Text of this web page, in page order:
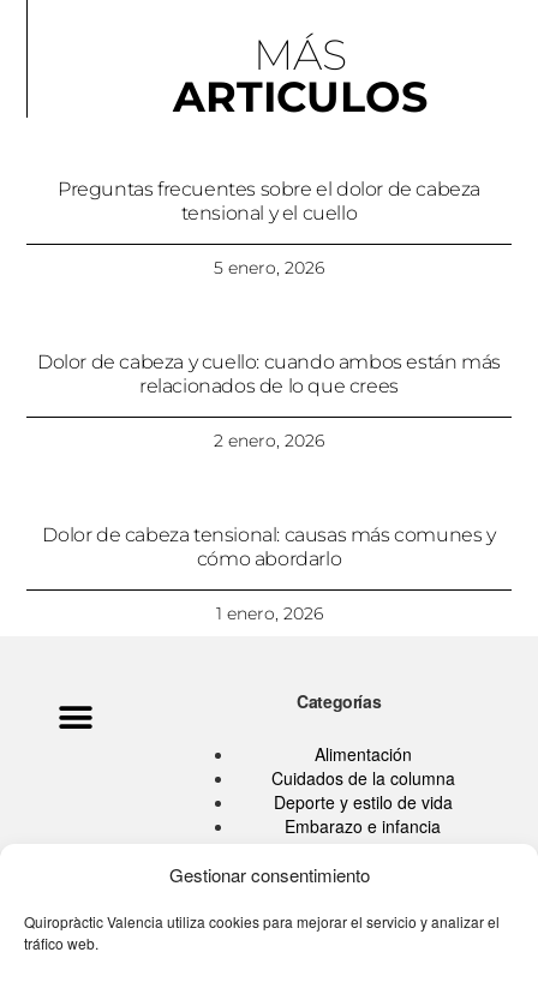
Gestionar consentimiento
Quiropràctic Valencia utiliza cookies para mejorar el servicio y analizar el
tráfico web.
MÁS
ARTICULOS
Preguntas frecuentes sobre el dolor de cabeza
tensional y el cuello
5 enero, 2026
Dolor de cabeza y cuello: cuando ambos están más
relacionados de lo que crees
2 enero, 2026
Dolor de cabeza tensional: causas más comunes y
cómo abordarlo
1 enero, 2026
Categorías
Alimentación
Cuidados de la columna
Deporte y estilo de vida
Embarazo e infancia
Quiropráctica
Sin categoría